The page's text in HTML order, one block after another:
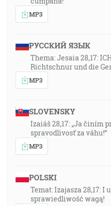
MP3
РУССКИЙ ЯЗЫК
Thema: Jesaia 28,17:
Richtschnur und die
MP3
SLOVENSKY
Izaiáš 28,17: „Ja činím
spravodlivosť za váhu!“
MP3
POLSKI
Temat: Izajasza 28,17:
sprawiedliwość wagą!